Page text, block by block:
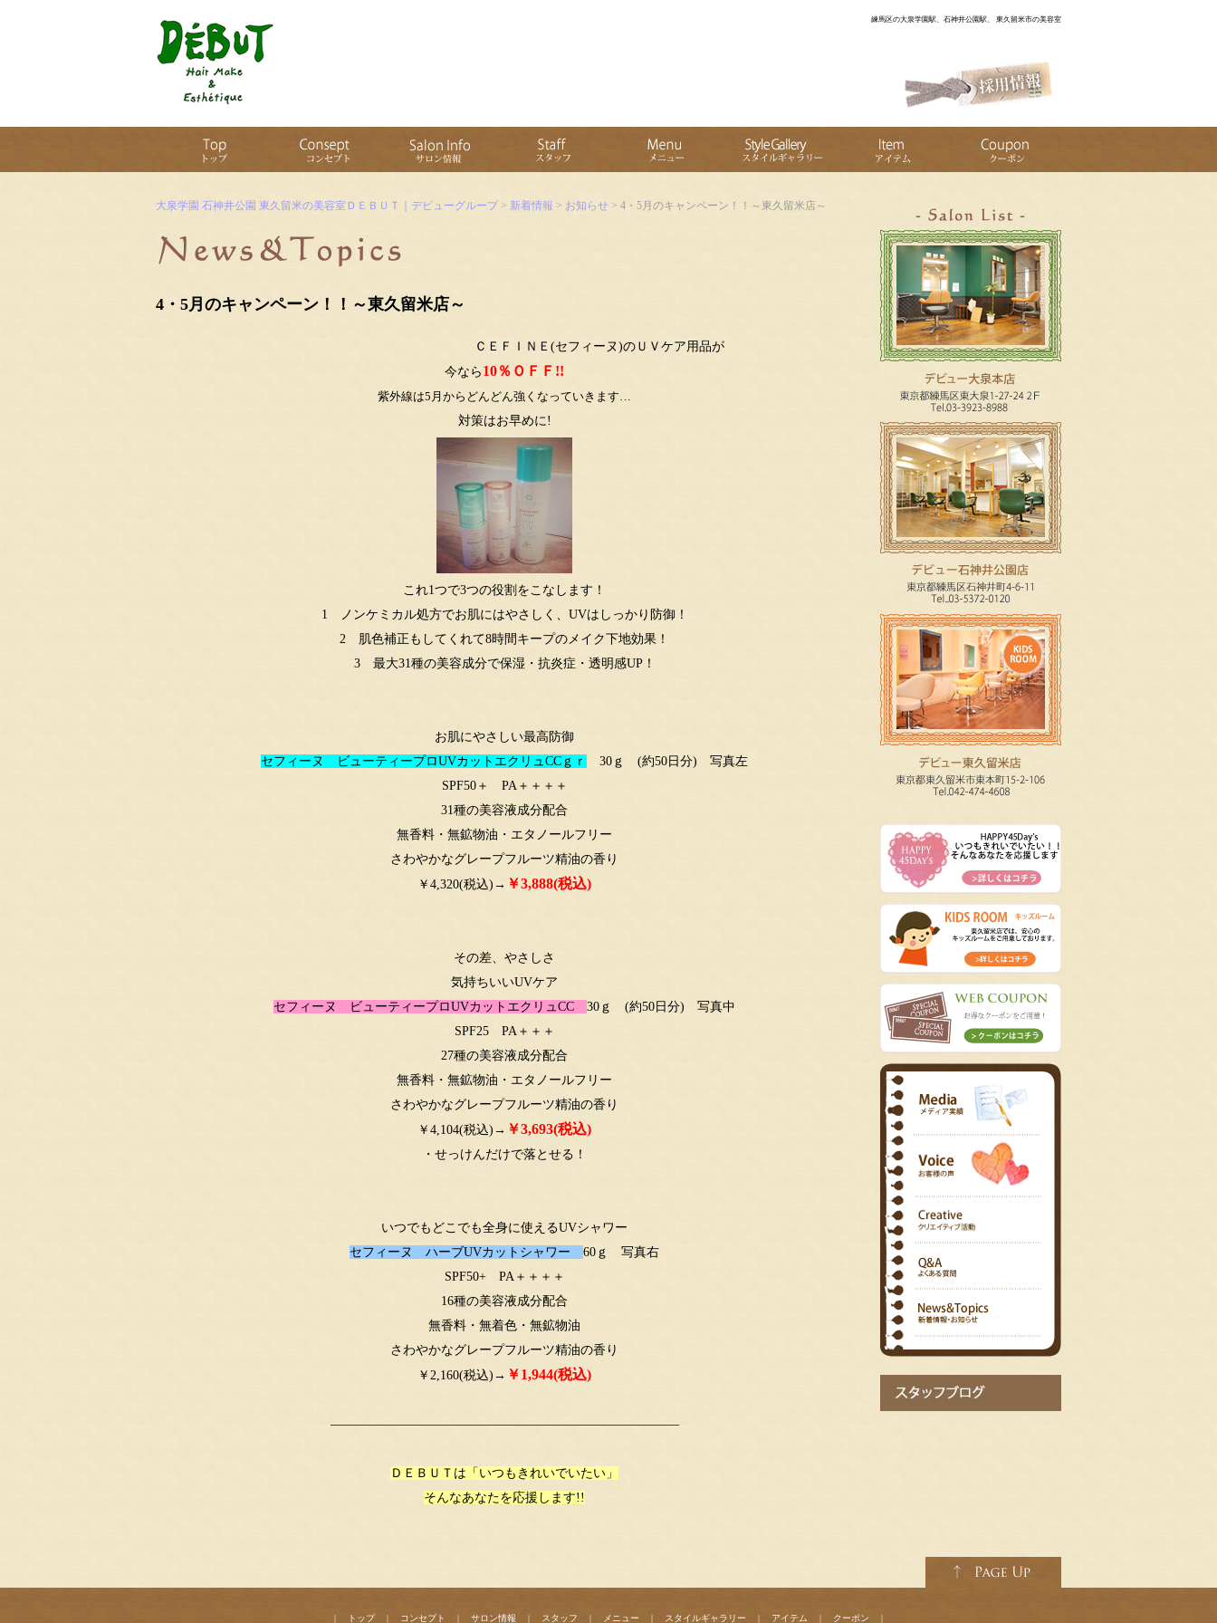
練馬区の大泉学園駅、石神井公園駅、 東久留米市の美容室
大泉学園 石神井公園 東久留米の美容室ＤＥＢＵＴ｜デビューグループ > 新着情報 > お知らせ > 4・5月のキャンペーン！！～東久留米店～
4・5月のキャンペーン！！～東久留米店～
ＣＥＦＩＮＥ(セフィーヌ)のＵＶケア用品が
今なら 10％ＯＦＦ!!
紫外線は5月からどんどん強くなっていきます…
対策はお早めに!
これ1つで3つの役割をこなします！
1 ノンケミカル処方でお肌にはやさしく、UVはしっかり防御！
2 肌色補正もしてくれて8時間キープのメイク下地効果！
3 最大31種の美容成分で保湿・抗炎症・透明感UP！
お肌にやさしい最高防御
セフィーヌ ビューティープロUVカットエクリュCCｇｒ
30ｇ (約50日分) 写真左
SPF50＋ PA＋＋＋＋
31種の美容液成分配合
無香料・無鉱物油・エタノールフリー
さわやかなグレープフルーツ精油の香り
￥4,320(税込)→ ￥3,888(税込)
その差、やさしさ
気持ちいいUVケア
セフィーヌ ビューティープロUVカットエクリュCC 30ｇ (約50日分) 写真中
SPF25 PA＋＋＋
27種の美容液成分配合
無香料・無鉱物油・エタノールフリー
さわやかなグレープフルーツ精油の香り
￥4,104(税込)→ ￥3,693(税込)
・せっけんだけで落とせる！
いつでもどこでも全身に使えるUVシャワー
セフィーヌ ハーブUVカットシャワー 60ｇ 写真右
SPF50+ PA＋＋＋＋
16種の美容液成分配合
無香料・無着色・無鉱物油
さわやかなグレープフルーツ精油の香り
￥2,160(税込)→ ￥1,944(税込)
———————————————————————————–
ＤＥＢＵＴは「いつもきれいでいたい」
そんなあなたを応援します!!
| トップ | コンセプト | サロン情報 | スタッフ | メニュー | スタイルギャラリー | アイテム | クーポン |